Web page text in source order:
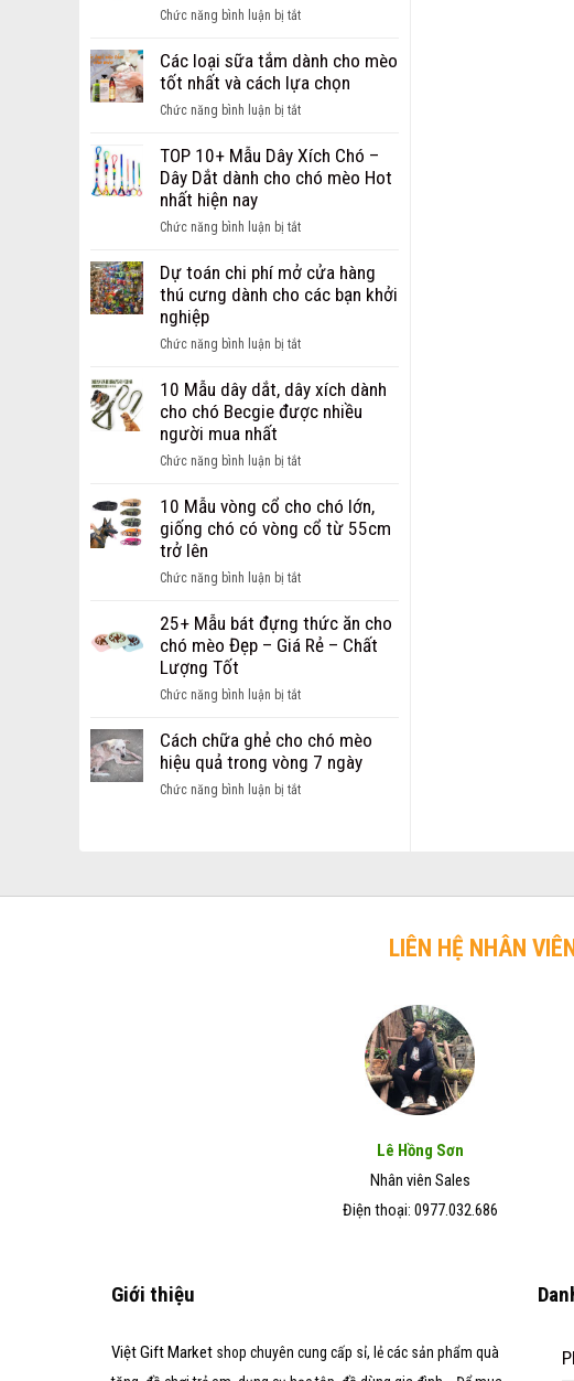
nhẹ
nặng
bán
bán
buôn
phụ
cho
chó
tín
Chức năng bình luận bị tắtở
Cách
trị
chó
để
giúp
thoát
ve
chó
Các loại sữa tắm dành cho mèo
tốt nhất và cách lựa chọn
Chức năng bình luận bị tắtở
loại
sữa
cho
tốt
nhất
cách
chọn
TOP 10+ Mẫu Dây Xích Chó –
Dây Dắt dành cho chó mèo Hot
nhất hiện nay
Chức năng bình luận bị tắtở
10+
Mẫu
Chó
Dây
Dắt
cho
Hot
nhất
nay
Dự toán chi phí mở cửa hàng
thú cưng dành cho các bạn khởi
nghiệp
Chức năng bình luận bị tắtở
toán
chi
cửa
thú
cưng
cho
bạn
khởi
nghiệp
10 Mẫu dây dắt, dây xích dành
cho chó Becgie được nhiều
người mua nhất
Chức năng bình luận bị tắtở
Mẫu
dây
xích
cho
chó
được
người
mua
nhất
10 Mẫu vòng cổ cho chó lớn,
giống chó có vòng cổ từ 55cm
trở lên
Chức năng bình luận bị tắtở
Mẫu
vòng
chó
giống
chó
có
25+ Mẫu bát đựng thức ăn cho
chó mèo Đẹp – Giá Rẻ – Chất
Lượng Tốt
Chức năng bình luận bị tắtở
Mẫu
bát
thức
Cách chữa ghẻ cho chó mèo
hiệu quả trong vòng 7 ngày
Chức năng bình luận bị tắtở
chó
LIÊN HỆ NHÂN
Lê Hồng Sơn
Nhân viên Sales
Điện thoại: 0977.032.686
Giới thiệu
Việt Gift Marketshop chuyên cung cấp sỉ, lẻ các sản phẩm quà